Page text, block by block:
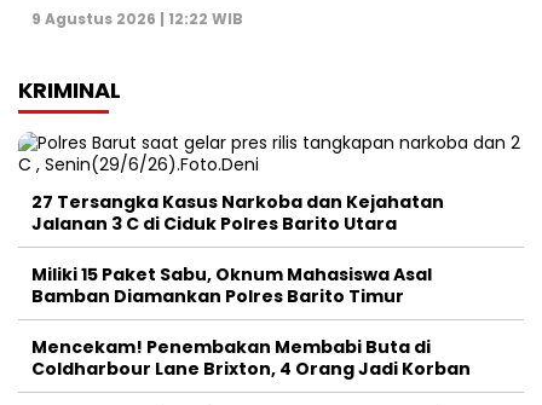
9 Agustus 2026 | 12:22 WIB
KRIMINAL
27 Tersangka Kasus Narkoba dan Kejahatan
Jalanan 3 C di Ciduk Polres Barito Utara
Miliki 15 Paket Sabu, Oknum Mahasiswa Asal
Bamban Diamankan Polres Barito Timur
Mencekam! Penembakan Membabi Buta di
Coldharbour Lane Brixton, 4 Orang Jadi Korban